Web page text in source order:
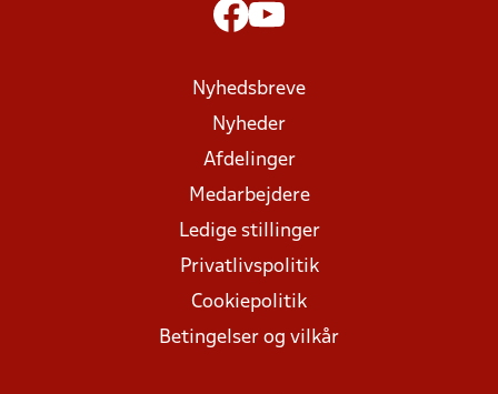
Nyhedsbreve
Nyheder
Afdelinger
Medarbejdere
Ledige stillinger
Privatlivspolitik
Cookiepolitik
Betingelser og vilkår